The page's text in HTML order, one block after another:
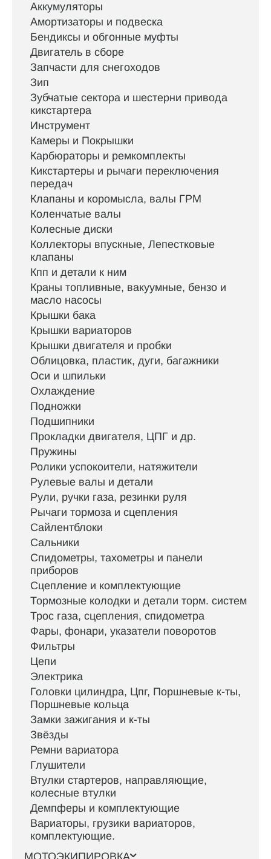
Аккумуляторы
Амортизаторы и подвеска
Бендиксы и обгонные муфты
Двигатель в сборе
Запчасти для снегоходов
Зип
Зубчатые сектора и шестерни привода
кикстартера
Инструмент
Камеры и Покрышки
Карбюраторы и ремкомплекты
Кикстартеры и рычаги переключения
передач
Клапаны и коромысла, валы ГРМ
Коленчатые валы
Колесные диски
Коллекторы впускные, Лепестковые
клапаны
Кпп и детали к ним
Краны топливные, вакуумные, бензо и
масло насосы
Крышки бака
Крышки вариаторов
Крышки двигателя и пробки
Облицовка, пластик, дуги, багажники
Оси и шпильки
Охлаждение
Подножки
Подшипники
Прокладки двигателя, ЦПГ и др.
Пружины
Ролики успокоители, натяжители
Рулевые валы и детали
Рули, ручки газа, резинки руля
Рычаги тормоза и сцепления
Сайлентблоки
Сальники
Спидометры, тахометры и панели
приборов
Сцепление и комплектующие
Тормозные колодки и детали торм. систем
Трос газа, сцепления, спидометра
Фары, фонари, указатели поворотов
Фильтры
Цепи
Электрика
Головки цилиндра, Цпг, Поршневые к-ты,
Поршневые кольца
Замки зажигания и к-ты
Звёзды
Ремни вариатора
Глушители
Втулки стартеров, направляющие,
колесные втулки
Демпферы и комплектующие
Вариаторы, грузики вариаторов,
комплектующие.